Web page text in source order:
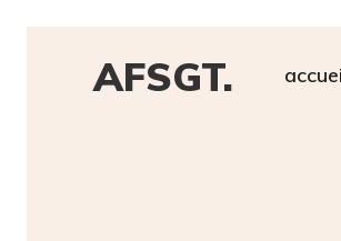
AFSGT.